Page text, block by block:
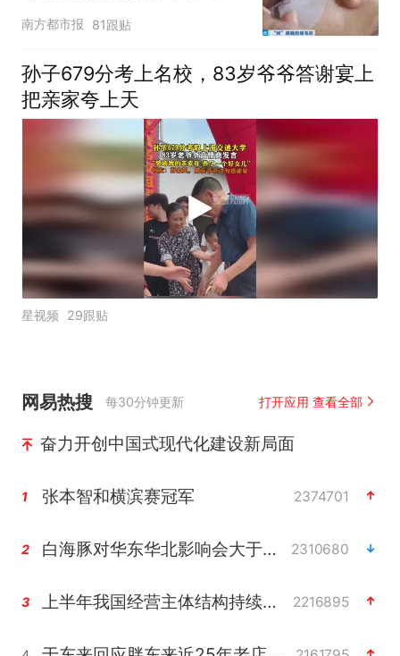
家就不会更换产品”
南方都市报 81跟贴
孙子679分考上名校，83岁爷爷答谢宴上
把亲家夸上天
星视频 29跟贴
网易热搜 每30分钟更新 打开应用 查看全部
奋力开创中国式现代化建设新局面
1 张本智和横滨赛冠军 2374701
2 白海豚对华东华北影响会大于巴威 2310680
3 上半年我国经营主体结构持续优化 2216895